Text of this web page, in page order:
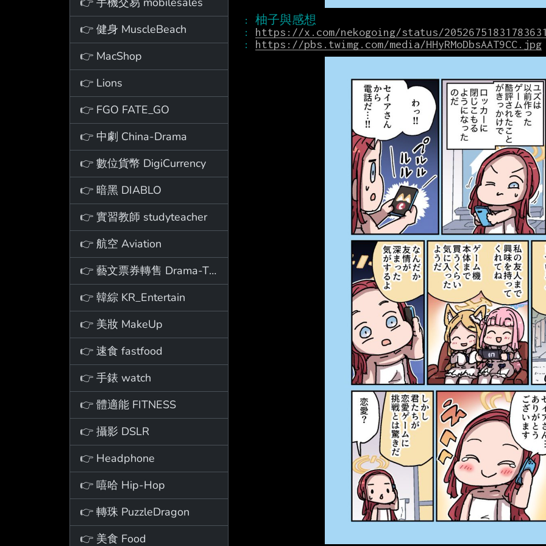
👉 健身 MuscleBeach
👉 MacShop
👉 Lions
👉 FGO FATE_GO
👉 中劇 China-Drama
👉 數位貨幣 DigiCurrency
👉 暗黑 DIABLO
👉 實習教師 studyteacher
👉 航空 Aviation
👉 藝文票券轉售 Drama-Ticket
👉 韓綜 KR_Entertain
👉 美妝 MakeUp
👉 速食 fastfood
👉 手錶 watch
👉 體適能 FITNESS
👉 攝影 DSLR
👉 Headphone
👉 嘻哈 Hip-Hop
👉 轉珠 PuzzleDragon
👉 美食 Food
: https://x.com/nekogoing/status/
: https://pbs.twimg.com/media/HHyRMoDbsAAT9CC.jpg